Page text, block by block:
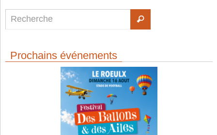
Prochains événements